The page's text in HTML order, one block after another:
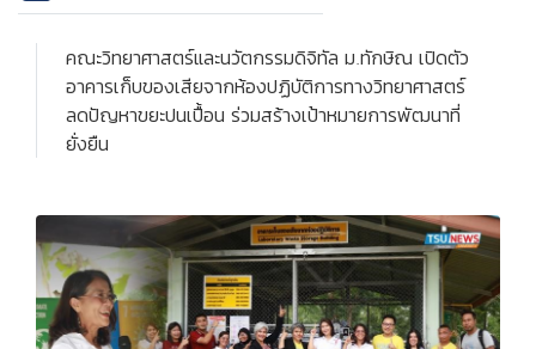
คณะวิทยาศาสตร์และนวัตกรรมดิจิทัล ม.ทักษิณ เปิดตัว
อาคารเก็บของเสียจากห้องปฏิบัติการทางวิทยาศาสตร์
ลดปัญหาขยะปนเปื้อน ร่วมสร้างเป้าหมายการพัฒนาที่
ยั่งยืน